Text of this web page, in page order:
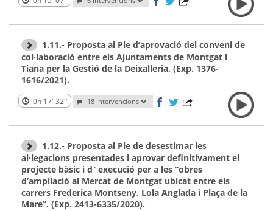
1.11.- Proposta al Ple d’aprovació del conveni de
col·laboració entre els Ajuntaments de Montgat i
Tiana per la Gestió de la Deixalleria. (Exp. 1376-
1616/2021).
0h 17' 32'' 18 Intervencions
1.12.- Proposta al Ple de desestimar les
al·legacions presentades i aprovar definitivament el
projecte bàsic i d´execució per a les “obres
d’ampliació al Mercat de Montgat ubicat entre els
carrers Frederica Montseny, Lola Anglada i Plaça de la
Mare”. (Exp. 2413-6335/2020).